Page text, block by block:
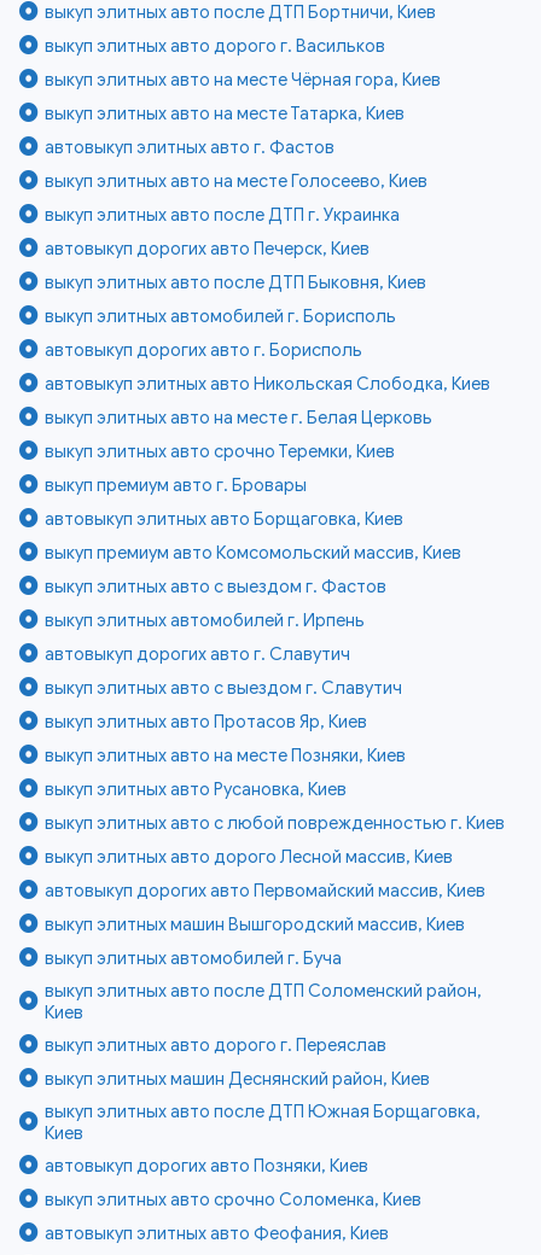
выкуп элитных авто после ДТП Бортничи, Киев
выкуп элитных авто дорого г. Васильков
выкуп элитных авто на месте Чёрная гора, Киев
выкуп элитных авто на месте Татарка, Киев
автовыкуп элитных авто г. Фастов
выкуп элитных авто на месте Голосеево, Киев
выкуп элитных авто после ДТП г. Украинка
автовыкуп дорогих авто Печерск, Киев
выкуп элитных авто после ДТП Быковня, Киев
выкуп элитных автомобилей г. Борисполь
автовыкуп дорогих авто г. Борисполь
автовыкуп элитных авто Никольская Слободка, Киев
выкуп элитных авто на месте г. Белая Церковь
выкуп элитных авто срочно Теремки, Киев
выкуп премиум авто г. Бровары
автовыкуп элитных авто Борщаговка, Киев
выкуп премиум авто Комсомольский массив, Киев
выкуп элитных авто с выездом г. Фастов
выкуп элитных автомобилей г. Ирпень
автовыкуп дорогих авто г. Славутич
выкуп элитных авто с выездом г. Славутич
выкуп элитных авто Протасов Яр, Киев
выкуп элитных авто на месте Позняки, Киев
выкуп элитных авто Русановка, Киев
выкуп элитных авто с любой поврежденностью г. Киев
выкуп элитных авто дорого Лесной массив, Киев
автовыкуп дорогих авто Первомайский массив, Киев
выкуп элитных машин Вышгородский массив, Киев
выкуп элитных автомобилей г. Буча
выкуп элитных авто после ДТП Соломенский район,
Киев
выкуп элитных авто дорого г. Переяслав
выкуп элитных машин Деснянский район, Киев
выкуп элитных авто после ДТП Южная Борщаговка,
Киев
автовыкуп дорогих авто Позняки, Киев
выкуп элитных авто срочно Соломенка, Киев
автовыкуп элитных авто Феофания, Киев